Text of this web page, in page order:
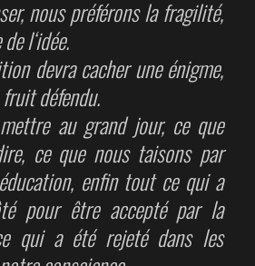
nous préférons la fragilité,
l‘idée.
devra cacher une énigme,
défendu.
au grand jour, ce que
ce que nous taisons par
enfin tout ce qui a
pour être accepté par la
qui a été rejeté dans les